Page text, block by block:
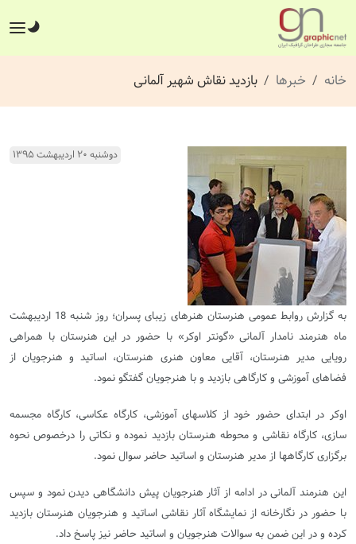
خانه خبرها بازدید نقاش شهیر آلمانی
دوشنبه ۲۰ اردیبهشت ۱۳۹۵
به گزارش روابط عمومی هنرستان هنرهای زیبای پسران؛ روز شنبه 18 اردیبهشت
ماه هنرمند نامدار آلمانی «گونتر اوکر» با حضور در این هنرستان با همراهی
رویایی مدیر هنرستان، آقایی معاون هنری هنرستان، اساتید و هنرجویان از
فضاهای آموزشی و کارگاهی بازدید و با هنرجویان گفتگو نمود.
اوکر در ابتدای حضور خود از کلاسهای آموزشی، کارگاه عکاسی، کارگاه مجسمه
سازی، کارگاه نقاشی و محوطه هنرستان بازدید نموده و نکاتی را درخصوص نحوه
برگزاری کارگاهها از مدیر هنرستان و اساتید حاضر سوال نمود.
این هنرمند آلمانی در ادامه از آثار هنرجویان پیش دانشگاهی دیدن نمود و سپس
با حضور در نگارخانه از نمایشگاه آثار نقاشی اساتید و هنرجویان هنرستان بازدید
کرده و در این ضمن به سوالات هنرجویان و اساتید حاضر نیز پاسخ داد.